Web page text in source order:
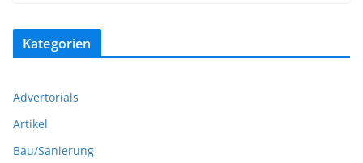
Kategorien
Advertorials
Artikel
Bau/Sanierung